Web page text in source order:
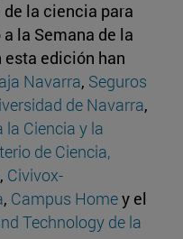
la ciencia para
la Semana de la
esta edición han
Navarra, Seguros
de Navarra,
la Ciencia y la
de Ciencia,
, Civivox-
, Campus Homey el
Technology de la